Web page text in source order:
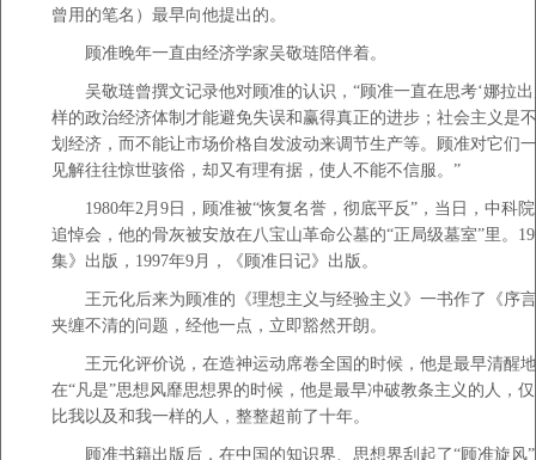
曾用的笔名）最早向他提出的。
顾准晚年一直由经济学家吴敬琏陪伴着。
吴敬琏曾撰文记录他对顾准的认识，“顾准一直在思考‘娜拉出
样的政治经济体制才能避免失误和赢得真正的进步；社会主义是
划经济，而不能让市场价格自发波动来调节生产等。顾准对它们
见解往往惊世骇俗，却又有理有据，使人不能不信服。”
1980年2月9日，顾准被“恢复名誉，彻底平反”，当日，中科
追悼会，他的骨灰被安放在八宝山革命公墓的“正局级墓室”里。
集》出版，1997年9月，《顾准日记》出版。
王元化后来为顾准的《理想主义与经验主义》一书作了《序
夹缠不清的问题，经他一点，立即豁然开朗。
王元化评价说，在造神运动席卷全国的时候，他是最早清醒
在“凡是”思想风靡思想界的时候，他是最早冲破教条主义的人，
比我以及和我一样的人，整整超前了十年。
顾准书籍出版后，在中国的知识界、思想界刮起了“顾准旋风